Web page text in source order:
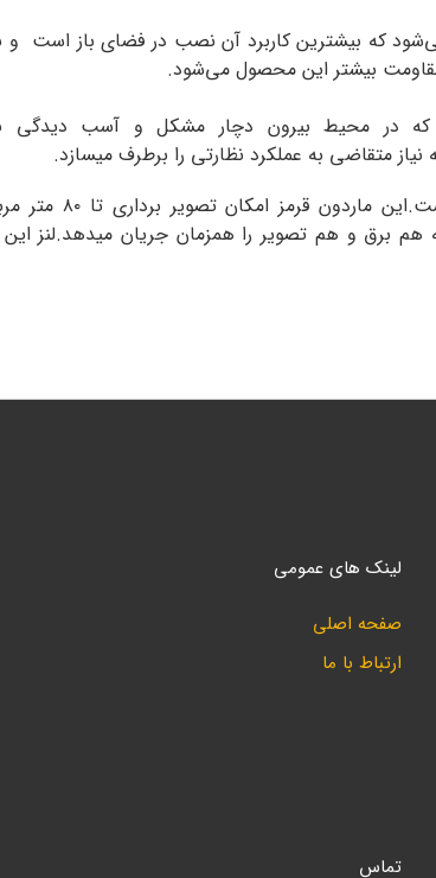
که بیشترین کاربرد آن نصب در فضای باز است و
بیشتر این محصول می‌شود.
مجهز به سیستم مادون
لینک های عمومی
صفحه اصلی
ارتباط با ما
تماس